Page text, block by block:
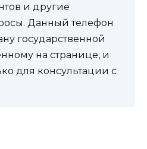
и другие
Данный телефон
государственной
на странице, и
для консультации с